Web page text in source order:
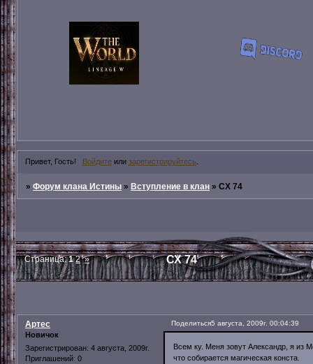
Привет, Гость! Войдитеили зарегистрируйтесь
»Форум клана Истины »Вступление в клан »СХ 74
СХ 74
Страница:1 2 »
Поделиться5 августа, 2009г. 00:04:39
Артес
Новичок
Зарегистрирован: 4 августа, 2009г.
Приглашений: 0
Всем ку. Меня зовут Александр, я из
что собирается магическая конста.